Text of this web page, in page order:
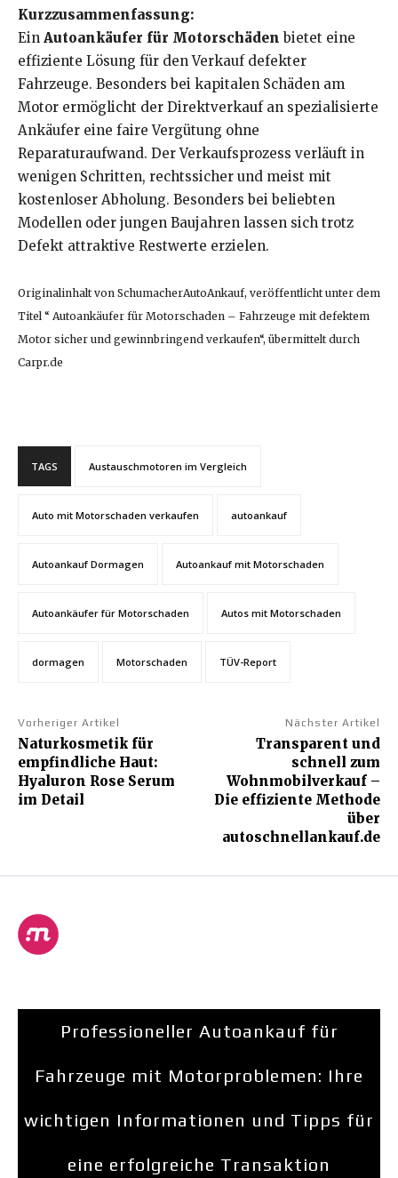
Kurzzusammenfassung:
Ein Autoankäufer für Motorschäden bietet eine
effiziente Lösung für den Verkauf defekter
Fahrzeuge. Besonders bei kapitalen Schäden am
Motor ermöglicht der Direktverkauf an spezialisierte
Ankäufer eine faire Vergütung ohne
Reparaturaufwand. Der Verkaufsprozess verläuft in
wenigen Schritten, rechtssicher und meist mit
kostenloser Abholung. Besonders bei beliebten
Modellen oder jungen Baujahren lassen sich trotz
Defekt attraktive Restwerte erzielen.
Originalinhalt von SchumacherAutoAnkauf, veröffentlicht unter dem
Titel “ Autoankäufer für Motorschaden – Fahrzeuge mit defektem
Motor sicher und gewinnbringend verkaufen“, übermittelt durch
Carpr.de
TAGS Austauschmotoren im Vergleich
Auto mit Motorschaden verkaufen autoankauf
Autoankauf Dormagen Autoankauf mit Motorschaden
Autoankäufer für Motorschaden Autos mit Motorschaden
dormagen Motorschaden TÜV-Report
Vorheriger Artikel
Naturkosmetik für
empfindliche Haut:
Hyaluron Rose Serum
im Detail
Nächster Artikel
Transparent und
schnell zum
Wohnmobilverkauf –
Die effiziente Methode
über
autoschnellankauf.de
Professioneller Autoankauf für
Fahrzeuge mit Motorproblemen: Ihre
wichtigen Informationen und Tipps für
eine erfolgreiche Transaktion